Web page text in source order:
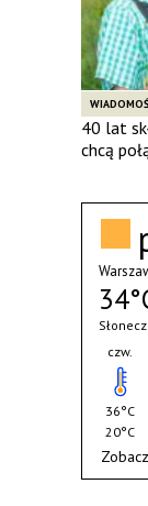
40 lat
chcą
czw.
36°C
20°C